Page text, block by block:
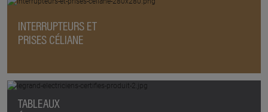
INTERRUPTEURS ET
PRISES CÉLIANE
TABLEAUX